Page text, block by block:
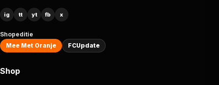
ig tt yt fb x
Shopeditie
Mee Met Oranje
FCUpdate
Shop